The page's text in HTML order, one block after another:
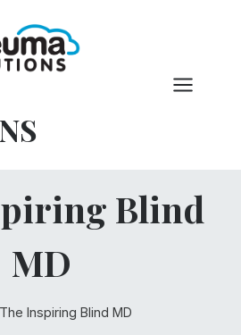
Blind
MD
The Inspiring Blind MD